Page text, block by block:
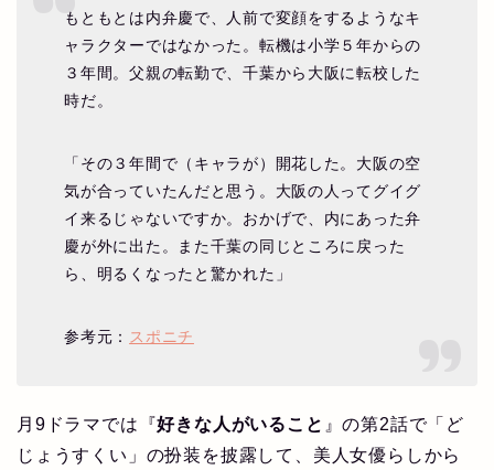
もともとは内弁慶で、人前で変顔をするようなキ
ャラクターではなかった。転機は小学５年からの
３年間。父親の転勤で、千葉から大阪に転校した
時だ。
「その３年間で（キャラが）開花した。大阪の空
気が合っていたんだと思う。大阪の人ってグイグ
イ来るじゃないですか。おかげで、内にあった弁
慶が外に出た。また千葉の同じところに戻った
ら、明るくなったと驚かれた」
参考元： スポニチ
月9ドラマでは『好きな人がいること 』の第2話で「ど
じょうすくい」の扮装を披露して、美人女優らしから